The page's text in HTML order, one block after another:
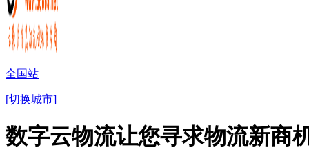
全国站
[切换城市]
数字云物流让您寻求物流新商